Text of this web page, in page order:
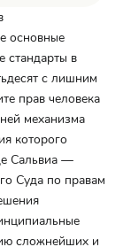
основные
стандарты в
с лишним
прав человека
механизма
которого
Сальвиа —
Суда по правам
сложнейших и